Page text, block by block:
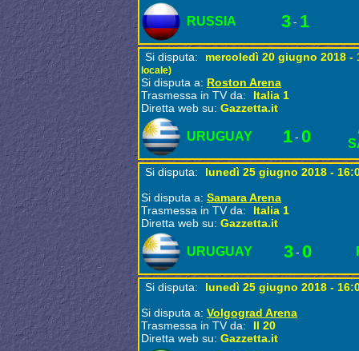
RUSSIA 3- 1
Si disputa: mercoledì 20 giugno 2018 -
locale)
Si disputa a: Roston Arena
Trasmessa in TV da:
Italia 1
Diretta web su: Gazzetta.it
URUGUAY 1- 0
Si disputa:
lunedì 25 giugno 2018 -
Si disputa a: Samara Arena
Trasmessa in TV da:
Italia 1
Diretta web su: Gazzetta.it
URUGUAY 3- 0
Si disputa:
lunedì 25 giugno 2018 -
Si disputa a: Volgograd Arena
Trasmessa in TV da:
Il 20
Diretta web su: Gazzetta.it